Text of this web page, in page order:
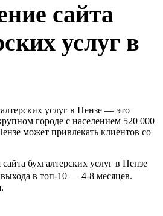
сайта
услуг в
услуг в Пензе — это
городе с населением 520 000
может привлекать клиентов со
бухгалтерских услуг в Пензе
в топ-10 — 4-8 месяцев.